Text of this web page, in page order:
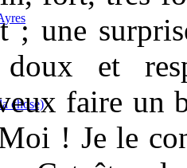
chose)
; une
et
faire un
! Je le